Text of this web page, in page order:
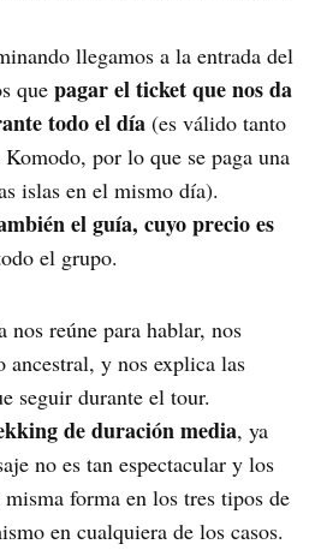
llegamos a la entrada del
quepagar el ticket que nos da
todo el día (es válido tanto
por lo que se paga una
islas en el mismo día).
el guía, cuyo precio es
el grupo.
reúne para hablar, nos
ancestral, y nos explica las
seguir durante el tour.
de duración media, ya
no es tan espectacular y los
forma en los tres tipos de
en cualquiera de los casos.